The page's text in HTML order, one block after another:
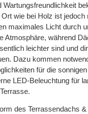
Wartungsfreundlichkeit
wie bei Holz ist jedoch
maximales Licht durch
Atmosphäre, während
leichter sind und
Dazu kommen
für die
LED-Beleuchtung für
des Terrassendachs